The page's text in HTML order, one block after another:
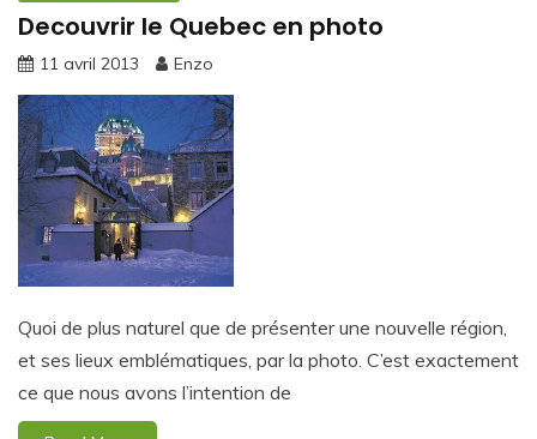
Decouvrir le Quebec en photo
11 avril 2013 Enzo
Quoi de plus naturel que de présenter une nouvelle région,
et ses lieux emblématiques, par la photo. C’est exactement
ce que nous avons l’intention de